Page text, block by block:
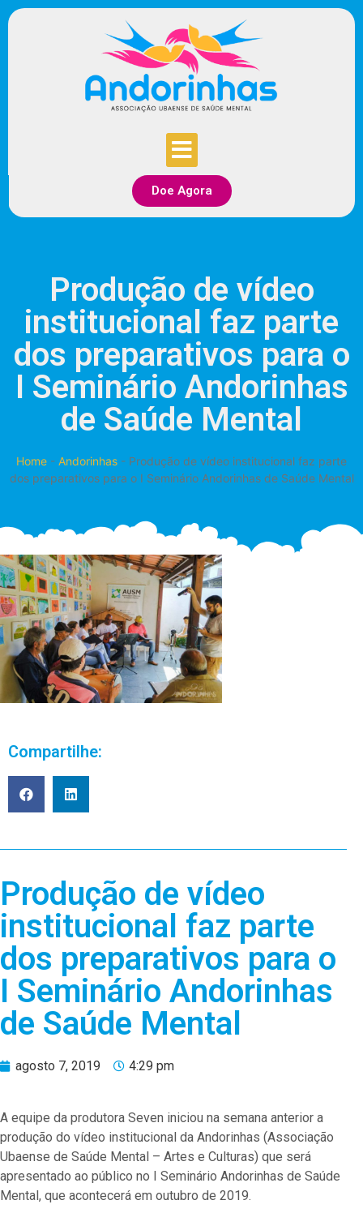
Doe Agora
Produção de vídeo
institucional faz parte
dos preparativos para o
I Seminário Andorinhas
de Saúde Mental
Home - Andorinhas - Produção de vídeo institucional faz parte
dos preparativos para o I Seminário Andorinhas de Saúde Mental
Compartilhe:
Produção de vídeo
institucional faz parte
dos preparativos para o
I Seminário Andorinhas
de Saúde Mental
agosto 7, 2019 4:29 pm
A equipe da produtora Seven iniciou na semana anterior a
produção do vídeo institucional da Andorinhas (Associação
Ubaense de Saúde Mental – Artes e Culturas) que será
apresentado ao público no I Seminário Andorinhas de Saúde
Mental, que acontecerá em outubro de 2019.